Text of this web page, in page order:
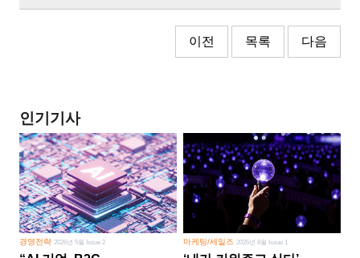
이전 목록 다음
인기기사
경영전략 2026년 5월 Issue 2 마케팅/세일즈 2026년 8월 Issue 1